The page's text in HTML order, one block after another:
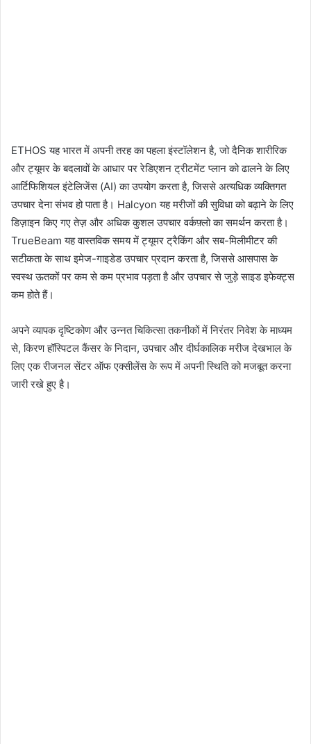
ETHOS यह भारत में अपनी तरह का पहला इंस्टॉलेशन है, जो दैनिक शारीरिक
और ट्यूमर के बदलावों के आधार पर रेडिएशन ट्रीटमेंट प्लान को ढालने के लिए
आर्टिफिशियल इंटेलिजेंस (AI) का उपयोग करता है, जिससे अत्यधिक व्यक्तिगत
उपचार देना संभव हो पाता है। Halcyon यह मरीजों की सुविधा को बढ़ाने के लिए
डिज़ाइन किए गए तेज़ और अधिक कुशल उपचार वर्कफ़्लो का समर्थन करता है।
TrueBeam यह वास्तविक समय में ट्यूमर ट्रैकिंग और सब-मिलीमीटर की
सटीकता के साथ इमेज-गाइडेड उपचार प्रदान करता है, जिससे आसपास के
स्वस्थ ऊतकों पर कम से कम प्रभाव पड़ता है और उपचार से जुड़े साइड इफेक्ट्स
कम होते हैं।
अपने व्यापक दृष्टिकोण और उन्नत चिकित्सा तकनीकों में निरंतर निवेश के माध्यम
से, किरण हॉस्पिटल कैंसर के निदान, उपचार और दीर्घकालिक मरीज देखभाल के
लिए एक रीजनल सेंटर ऑफ एक्सीलेंस के रूप में अपनी स्थिति को मजबूत करना
जारी रखे हुए है।